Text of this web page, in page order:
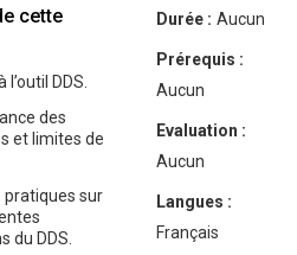
cette
l’outil DDS.
des
et limites de
pratiques sur
du DDS.
Durée : Aucun
Prérequis :
Aucun
Evaluation :
Aucun
Langues :
Français